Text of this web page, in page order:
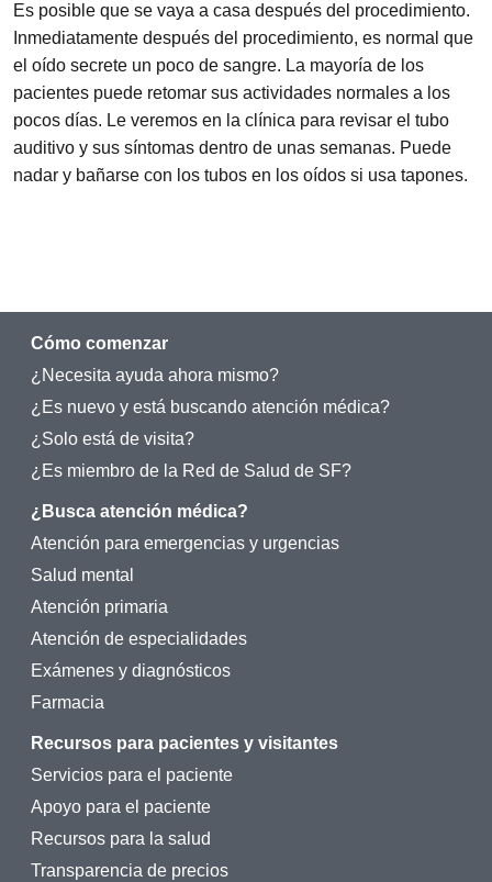
Es posible que se vaya a casa después del procedimiento.
Inmediatamente después del procedimiento, es normal que
el oído secrete un poco de sangre. La mayoría de los
pacientes puede retomar sus actividades normales a los
pocos días. Le veremos en la clínica para revisar el tubo
auditivo y sus síntomas dentro de unas semanas. Puede
nadar y bañarse con los tubos en los oídos si usa tapones.
Cómo comenzar
¿Necesita ayuda ahora mismo?
¿Es nuevo y está buscando atención médica?
¿Solo está de visita?
¿Es miembro de la Red de Salud de SF?
¿Busca atención médica?
Atención para emergencias y urgencias
Salud mental
Atención primaria
Atención de especialidades
Exámenes y diagnósticos
Farmacia
Recursos para pacientes y visitantes
Servicios para el paciente
Apoyo para el paciente
Recursos para la salud
Transparencia de precios